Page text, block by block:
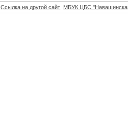
Ссылка на другой сайт МБУК ЦБС